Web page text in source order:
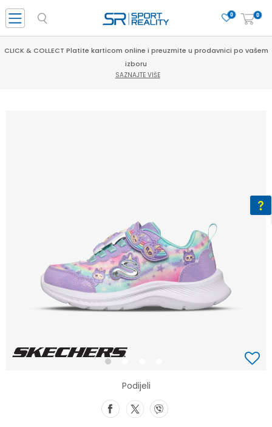
0
0
CLICK & COLLECT Platite karticom online i preuzmite u prodavnici po vašem
izboru
SAZNAJTE VIŠE
1
Podijeli